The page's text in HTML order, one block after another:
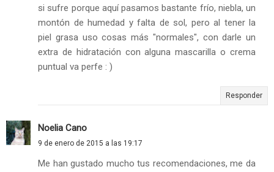
si sufre porque aquí pasamos bastante frío, niebla, un
montón de humedad y falta de sol, pero al tener la
piel grasa uso cosas más "normales", con darle un
extra de hidratación con alguna mascarilla o crema
puntual va perfe : )
Responder
Noelia Cano
9 de enero de 2015 a las 19:17
Me han gustado mucho tus recomendaciones, me da